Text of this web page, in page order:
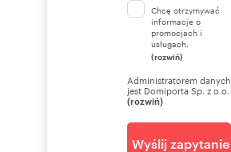
Chcę otrzymywać
informacje o
promocjach i
usługach.
(rozwiń)
Administratorem danych
jest Domiporta Sp. z o.o.
(rozwiń)
Wyślij zapytanie